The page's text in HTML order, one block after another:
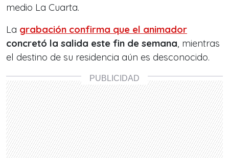
medio La Cuarta.
La grabación confirma que el animador
concretó la salida este fin de semana, mientras
el destino de su residencia aún es desconocido.